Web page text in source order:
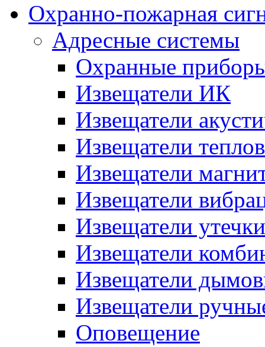
Охранно-пожарная
Адресные системы
Охранные
Извещатели ИК
Извещатели
Извещатели
Извещатели
Извещатели
Извещатели утечки
Извещатели
Извещатели
Извещатели
Оповещение